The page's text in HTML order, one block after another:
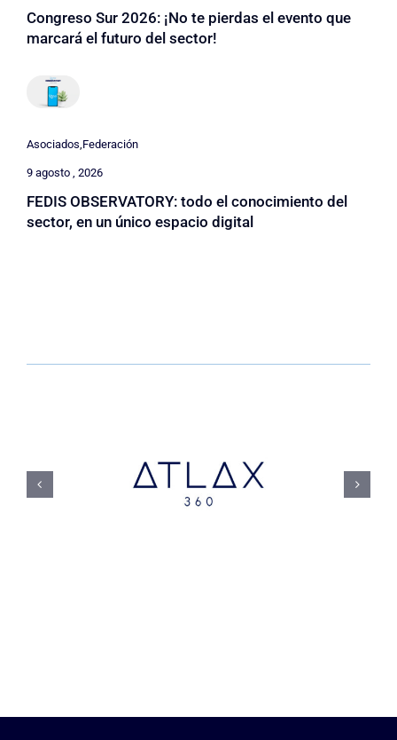
Congreso Sur 2026: ¡No te pierdas el evento que
marcará el futuro del sector!
Asociados,Federación
9 agosto , 2026
FEDIS OBSERVATORY: todo el conocimiento del
sector, en un único espacio digital